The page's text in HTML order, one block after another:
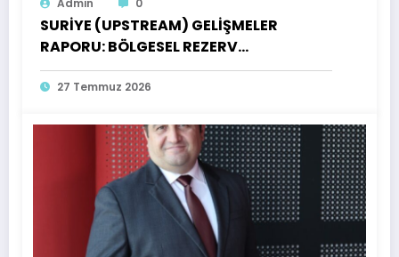
SURİYE (UPSTREAM) GELİŞMELER
RAPORU: BÖLGESEL REZERV
GÖRÜNÜMÜ, AÇIK ÜRETİM LİSANSLARI
VE TÜRK YATIRIMCILARI İÇİN FIRSATLAR
27 Temmuz 2026